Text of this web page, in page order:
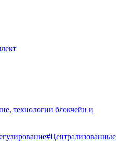
технологии блокчейн и
#Централизованные